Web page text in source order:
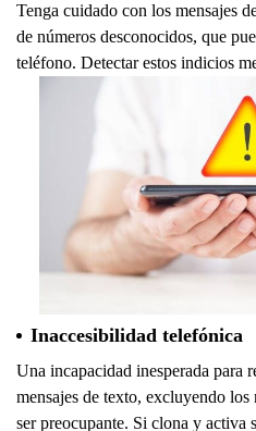
Tenga cuidado con los mensajes
de números desconocidos, que
teléfono. Detectar estos indicios
Inaccesibilidad telefónica
Una incapacidad inesperada para
mensajes de texto, excluyendo
ser preocupante. Si clona y activa